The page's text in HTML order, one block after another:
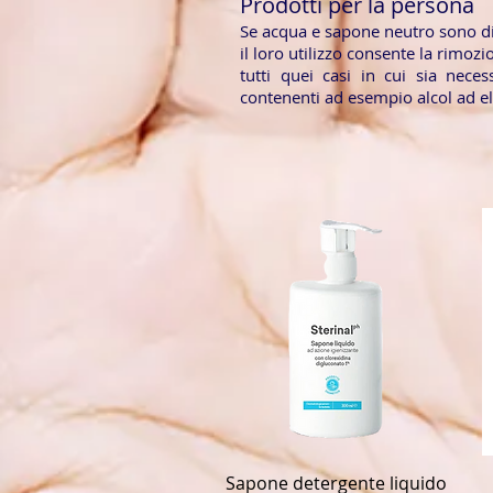
Se acqua e sapone neutro sono
il loro utilizzo consente la
tutti quei casi in cui sia
contenenti ad esempio alcol ad
Vista rapida
Sapone detergente liquido